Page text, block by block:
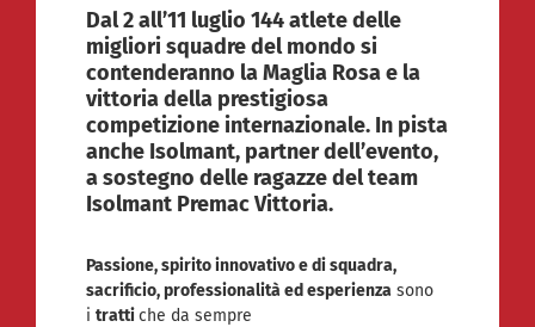
Dal 2 all’11 luglio 144 atlete delle
migliori squadre del mondo si
contenderanno la Maglia Rosa e la
vittoria della prestigiosa
competizione internazionale. In pista
anche Isolmant, partner dell’evento,
a sostegno delle ragazze del team
Isolmant Premac Vittoria.
Passione, spirito innovativo e di squadra,
sacrificio, professionalità ed esperienza sono
itrattiche da sempre